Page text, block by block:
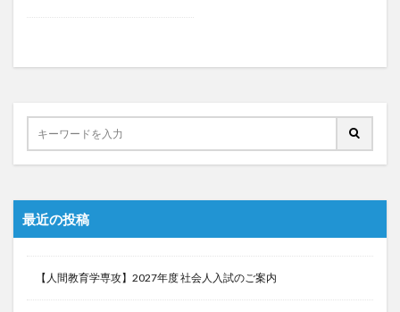
最近の投稿
【人間教育学専攻】2027年度 社会人入試のご案内